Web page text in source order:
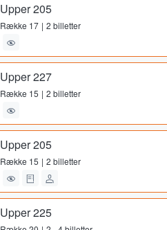
Upper 205
Række 17 2 billetter
Upper 227
Række 15 2 billetter
Upper 205
Række 15 2 billetter
Upper 225